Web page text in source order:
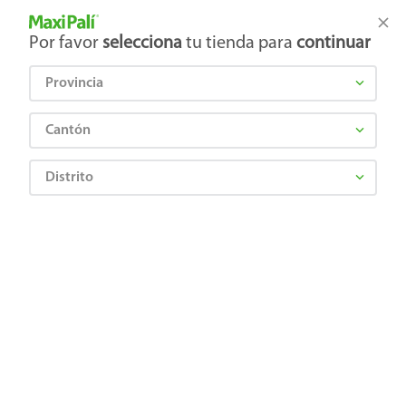
Tienda Maxi Palí
Por favor selecciona tu tienda para continuar
Provincia
Cantón
Distrito